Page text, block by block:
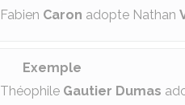
Fabien Caron adopte Nathan
Exemple
Théophile Gautier Dumas